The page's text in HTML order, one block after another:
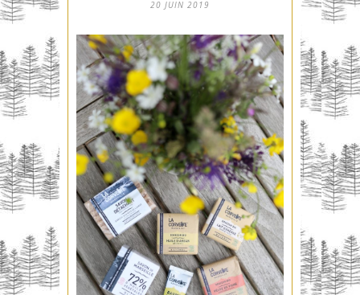
20 JUIN 2019